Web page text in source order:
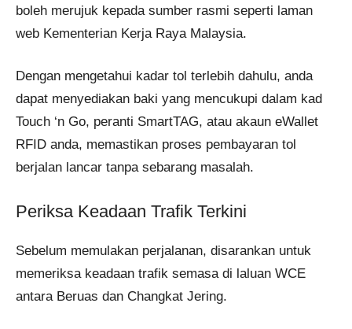
boleh merujuk kepada sumber rasmi seperti laman
web Kementerian Kerja Raya Malaysia.
Dengan mengetahui kadar tol terlebih dahulu, anda
dapat menyediakan baki yang mencukupi dalam kad
Touch ‘n Go, peranti SmartTAG, atau akaun eWallet
RFID anda, memastikan proses pembayaran tol
berjalan lancar tanpa sebarang masalah.
Periksa Keadaan Trafik Terkini
Sebelum memulakan perjalanan, disarankan untuk
memeriksa keadaan trafik semasa di laluan WCE
antara Beruas dan Changkat Jering.